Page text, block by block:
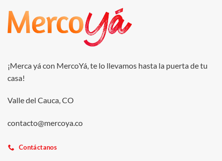
¡Merca yá con MercoYá, te lo llevamos hasta la puerta de tu
casa!
Valle del Cauca, CO
contacto@mercoya.co
Contáctanos